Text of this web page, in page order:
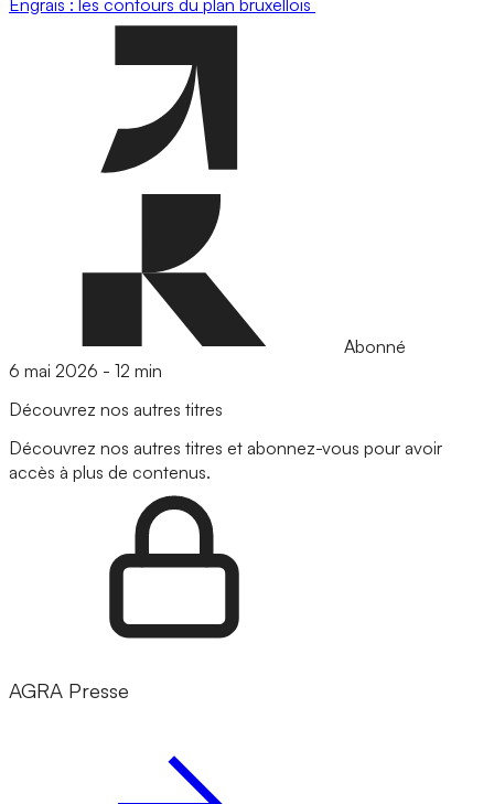
Abonné
6 mai 2026 - 12 min
Découvrez nos autres titres
Découvrez nos autres titres et abonnez-vous pour avoir
accès à plus de contenus.
AGRA Presse